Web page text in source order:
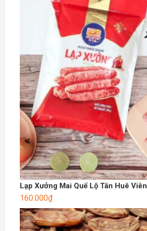
Lạp Xưởng Mai Quế Lộ Tân Huê Viên
160.000₫